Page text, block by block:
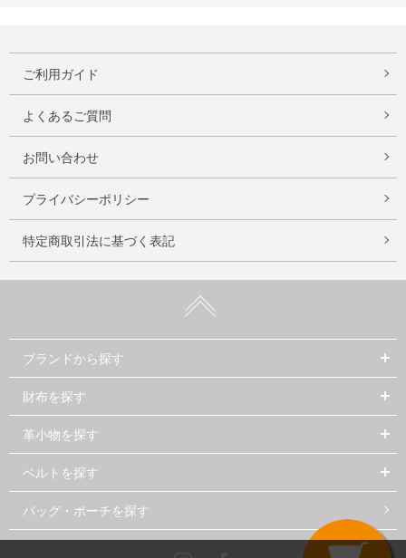
ご利用ガイド
よくあるご質問
お問い合わせ
プライバシーポリシー
特定商取引法に基づく表記
ブランドから探す
財布を探す
革小物を探す
ベルトを探す
バッグ・ポーチを探す